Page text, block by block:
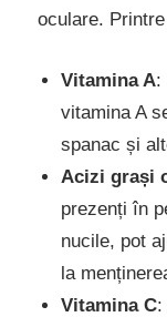
oculare.
Vitamina A:
vitamina A
spanac și
Acizi grași
prezenți în
nucile, pot
la
Vitamina C: